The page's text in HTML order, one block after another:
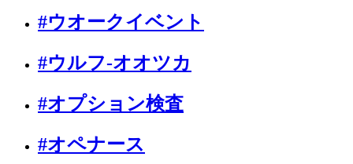
#ウオークイベント
#ウルフ-オオツカ
#オプション検査
#オペナース